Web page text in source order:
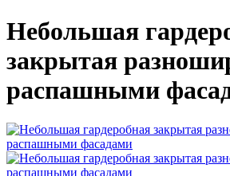
Небольшая
закрытая
распашными